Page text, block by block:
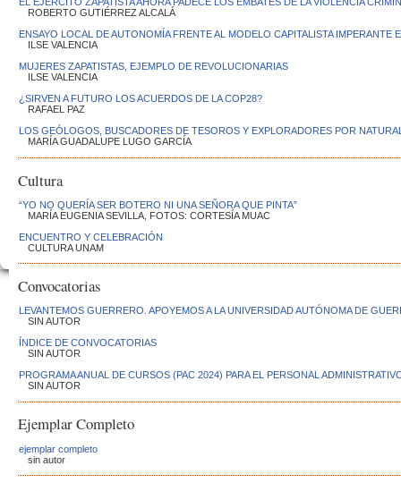
EL EJÉRCITO ZAPATISTA AHORA PADECE LOS EMBATES DE LA VIOLENCIA
ROBERTO GUTIÉRREZ ALCALÁ
ENSAYO LOCAL DE AUTONOMÍA FRENTE AL MODELO CAPITALISTA IMPERANTE
ILSE VALENCIA
MUJERES ZAPATISTAS, EJEMPLO DE REVOLUCIONARIAS
ILSE VALENCIA
¿SIRVEN A FUTURO LOS ACUERDOS DE LA COP28?
RAFAEL PAZ
LOS GEÓLOGOS, BUSCADORES DE TESOROS Y EXPLORADORES POR
MARÍA GUADALUPE LUGO GARCÍA
Cultura
“YO NO QUERÍA SER BOTERO NI UNA SEÑORA QUE PINTA”
MARÍA EUGENIA SEVILLA, FOTOS: CORTESÍA MUAC
ENCUENTRO Y CELEBRACIÓN
CULTURA UNAM
Convocatorias
LEVANTEMOS GUERRERO. APOYEMOS A LA UNIVERSIDAD AUTÓNOMA DE
SIN AUTOR
ÍNDICE DE CONVOCATORIAS
SIN AUTOR
PROGRAMA ANUAL DE CURSOS (PAC 2024) PARA EL PERSONAL
SIN AUTOR
Ejemplar Completo
ejemplar completo
sin autor